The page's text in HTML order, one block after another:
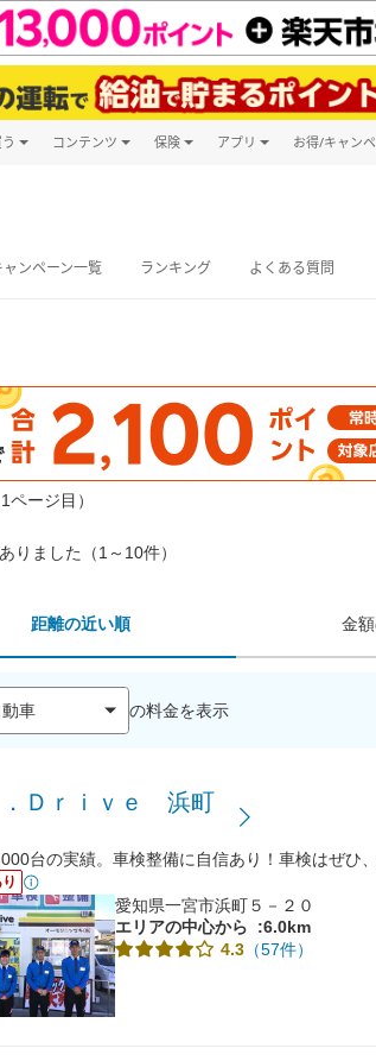
コンテンツ 保険 アプリ お得/キャン
ャンペーン一覧 ランキング よくある質問
1ページ目）
ありました（1～10件）
距離の近い順 金
の料金を表示
．Ｄｒｉｖｅ 浜町
台の実績。車検整備に自信あり！車検はぜひ
愛知県一宮市浜町５－２０
エリアの中心から
:6.0km
4.3 （57件）